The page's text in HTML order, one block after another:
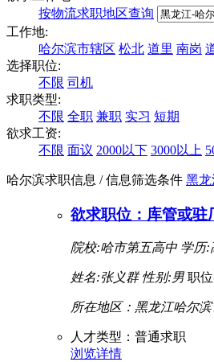
按物流求职地区查询
工作地:
哈尔滨市辖区 松北 道里 南岗
选择职位:
不限 司机
求职类型:
不限 全职 兼职 实习 短期
欲求工资:
不限 面议 2000以下 3000以上
哈尔滨求职信息 / 信息筛选条件 黑龙
欲求职位：库管或驻
院校:哈市第五高中 学历:
姓名:张义群 性别:男 职
所在地区：黑龙江哈尔
人才类型：普通求职
浏览详情